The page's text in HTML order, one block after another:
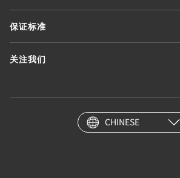
保证标准
关注我们
CHINESE